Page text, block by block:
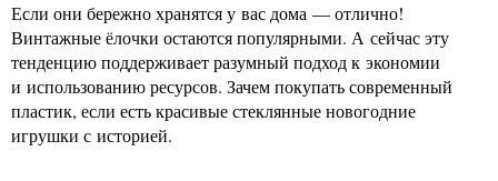
Если они бережно хранятся у вас дома — отлично!
Винтажные ёлочки остаются популярными. А сейчас эту
тенденцию поддерживает разумный подход к экономии
и использованию ресурсов. Зачем покупать современный
пластик, если есть красивые стеклянные новогодние
игрушки с историей.